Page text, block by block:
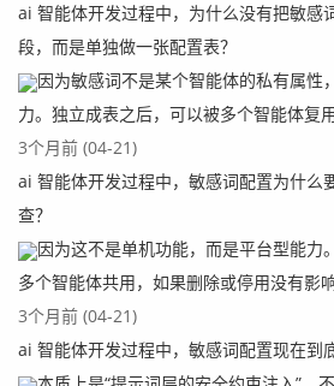
ai 智能体开发过程中，为什么没有把敏感
段，而是单独做一张配置表？
因为敏感词不是某个智能体的私有属性
力。独立成表之后，可以被多个智能体复
3个月前 (04-21)
ai 智能体开发过程中，敏感词配置为什
查？
因为这不是单机功能，而是平台型能力
多个智能体共用，如果删除或停用没有影
3个月前 (04-21)
ai 智能体开发过程中，敏感词配置现在到